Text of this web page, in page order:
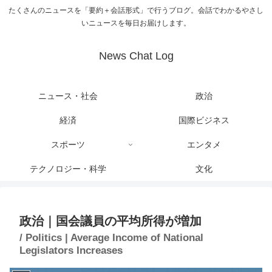
たくさんのニュースを「要約＋会話形式」で行うブログ。会話でわかるやさし
いニュースを毎日お届けします。
News Chat Log
ニュース・社会 政治
経済 国際ビジネス
スポーツ エンタメ
テクノロジー・科学 文化
政治｜国会議員の平均所得が増加
/ Politics | Average Income of National
Legislators Increases